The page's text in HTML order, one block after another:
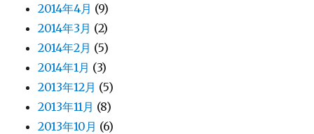
2014年4月 (9)
2014年3月 (2)
2014年2月 (5)
2014年1月 (3)
2013年12月 (5)
2013年11月 (8)
2013年10月 (6)